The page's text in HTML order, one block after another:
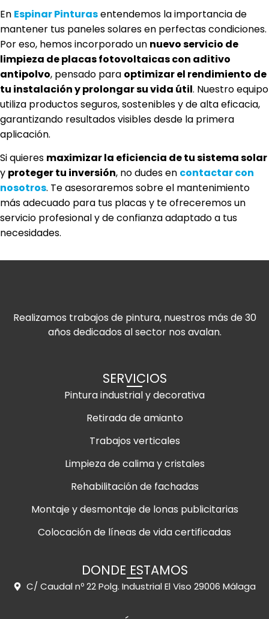
En Espinar Pinturasentendemos la importancia de
mantener tus paneles solares en perfectas condiciones.
Por eso, hemos incorporado un nuevo servicio de
limpieza de placas fotovoltaicas con aditivo
antipolvo, pensado para optimizar el rendimiento de
tu instalación y prolongar su vida útil. Nuestro equipo
utiliza productos seguros, sostenibles y de alta eficacia,
garantizando resultados visibles desde la primera
aplicación.
Si quieres maximizar la eficiencia de tu sistema solar
y proteger tu inversión, no dudes en contactar con
nosotros. Te asesoraremos sobre el mantenimiento
más adecuado para tus placas y te ofreceremos un
servicio profesional y de confianza adaptado a tus
necesidades.
Realizamos trabajos de pintura, nuestros más de 30
años dedicados al sector nos avalan.
SERVICIOS
Pintura industrial y decorativa
Retirada de amianto
Trabajos verticales
Limpieza de calima y cristales
Rehabilitación de fachadas
Montaje y desmontaje de lonas publicitarias
Colocación de líneas de vida certificadas
DONDE ESTAMOS
C/ Caudal nº 22 Polg. Industrial El Viso 29006 Málaga